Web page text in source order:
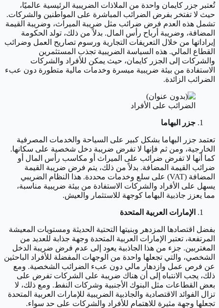
تُعتبر جزر كايمان واحدة من الملاذات الضريبية الرئيسية عالميًا،
حيث لا تفتخر بفرض الضرائب المباشرة على المواطنين والشركات.
تشمل هذه العدم فرض ضرائب مثل ضريبة الميراث، وضريبة القيمة
المضافة، وضريبة أرباح رأس المال. بدلاً من ذلك، تولد الحكومة
إيراداتها من خلال التعريفات التجارية ورسوم تصاريح العمل وضرائب
القطاع المالي. هذه السياسة الضريبية تجذب المستثمرين
والشركات إلى الجزر كايمان، حيث يمكن للأفراد والشركات
الاستفادة من بيئة ضريبية ميسرة وخدمات مالية متطورة دون عبء
الضرائب الزائدة.
الضرائب على الأفراد
جزر البهاما
تعتمد جزر البهاما بشكل كبير على السياحة والخدمات المصرفية
الخارجية، ومن ثم فإنها لا تفرض ضريبة دخل شخصية على سكانها.
كما أنها لا تفرض ضرائب على الميراث أو مكاسب رأس المال أو
ضرائب القيمة المضافة. بدلاً من ذلك، يتم فرض ضريبة القيمة
المضافة (VAT) على سلع وخدمات محددة. هذا النظام الضريبي
يسهل على الأفراد والشركات الاستفادة من بيئة ضريبية مناسبة،
مما يعزز جاذبية البهاما كوجهة للاستثمار والعيش.
الإمارات العربية المتحدة
بفضل اقتصادها المزدهر وبنيتها التحتية الحديثة ومستويات المعيشة
المرتفعة، تعتبر الإمارات العربية المتحدة وجهة جذابة للعديد من
المغتربين. جزء من هذا الجاذبية يعود إلى عدم فرض ضريبة الدخل
الشخصي، والتي تجعلها واحدة من الوجهات المفضلة للأفراد الباحثين
عن فرص عمل وازدهار مالي دون عبء الضرائب الشخصية. ومع
ذلك، يجب الانتباه إلى أن هناك ضريبة على الشركات تفرض على
بعض القطاعات مثل البنوك الأجنبية وشركات النفط. ومع ذلك، لا
تزال الفوائد الاقتصادية والجاذبية الضريبية للإمارات العربية المتحدة
تجعلها وجهة مثيرة للاهتمام للأفراد والشركات على حد سواء.